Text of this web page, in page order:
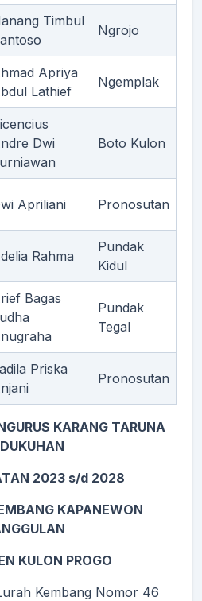
Timbul
Ngrojo
Apriya
Lathief
Ngemplak
Dwi
Boto Kulon
Apriliani Pronosutan
Rahma
Pundak
Kidul
Bagas
Pundak
Tegal
Priska
Pronosutan
KARANG TARUNA
2023 s/d 2028
KAPANEWON
KULON PROGO
Kembang Nomor 46